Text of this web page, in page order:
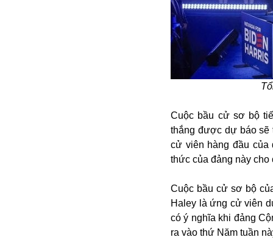
Cuộc bầu cử sơ bộ
thắng được dự báo sẽ
cử viên hàng đầu của
thức của đảng này cho
Cuộc bầu cử sơ bộ
Haley là ứng cử viên
có ý nghĩa khi đảng
ra vào thứ Năm tuần